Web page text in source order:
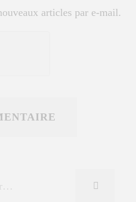
articles par e-mail.